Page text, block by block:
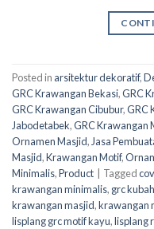
Posted in arsitektur dekoratif,
GRC Krawangan Bekasi,GRC
GRC Krawangan Cibubur,GRC
Jabodetabek,GRC Krawangan
Ornamen Masjid, Jasa
Masjid,Krawangan Motif,
Minimalis,Product Tagged
krawangan minimalis, grc
krawangan masjid,krawangan
lisplang grc motif kayu,lisplang